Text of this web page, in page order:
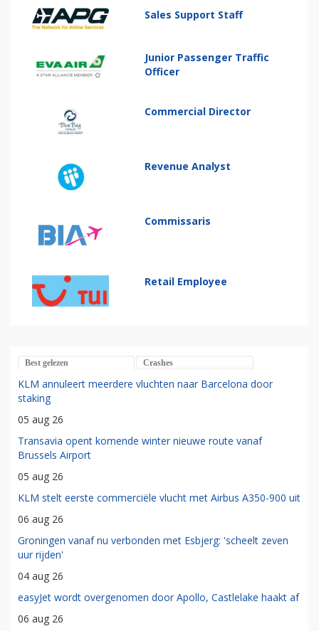
Sales Support Staff
Junior Passenger Traffic
Officer
Commercial Director
Revenue Analyst
Commissaris
Retail Employee
Best gelezen Crashes
KLM annuleert meerdere vluchten naar Barcelona door
staking
05 aug 26
Transavia opent komende winter nieuwe route vanaf
Brussels Airport
05 aug 26
KLM stelt eerste commerciële vlucht met Airbus A350-900 uit
06 aug 26
Groningen vanaf nu verbonden met Esbjerg: 'scheelt zeven
uur rijden'
04 aug 26
easyJet wordt overgenomen door Apollo, Castlelake haakt af
06 aug 26